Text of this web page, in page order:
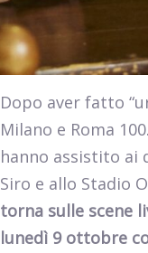
Dopo aver fatto
Milano e Roma
hanno assistito ai
Siro e allo Stadio
torna sulle scene
lunedì 9 ottobre